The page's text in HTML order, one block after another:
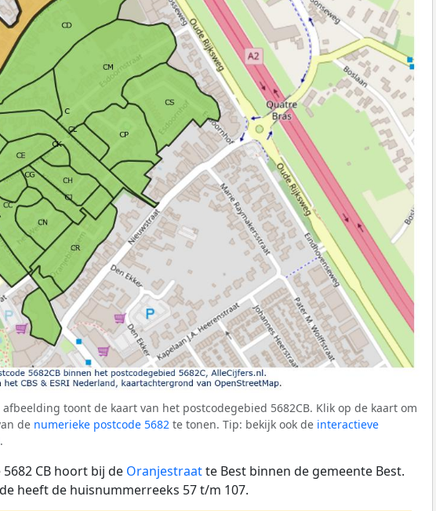
afbeelding toont de kaart van het postcodegebied 5682CB. Klik op de kaart om
de numerieke postcode 5682 te tonen. Tip: bekijk ook de interactieve
.
CB hoort bij de Oranjestraatte Best binnen de gemeente Best.
heeft de huisnummerreeks 57 t/m 107.